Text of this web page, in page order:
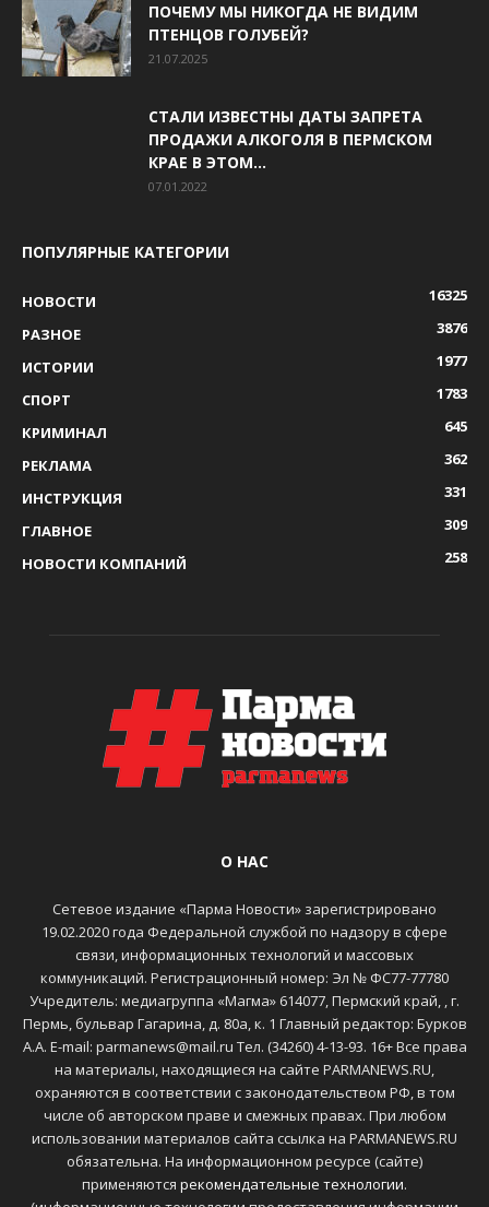
ПОЧЕМУ МЫ НИКОГДА НЕ ВИДИМ
ПТЕНЦОВ ГОЛУБЕЙ?
21.07.2025
СТАЛИ ИЗВЕСТНЫ ДАТЫ ЗАПРЕТА
ПРОДАЖИ АЛКОГОЛЯ В ПЕРМСКОМ
КРАЕ В ЭТОМ...
07.01.2022
ПОПУЛЯРНЫЕ КАТЕГОРИИ
НОВОСТИ
16325
РАЗНОЕ
3876
ИСТОРИИ
1977
СПОРТ
1783
КРИМИНАЛ
645
РЕКЛАМА
362
ИНСТРУКЦИЯ
331
ГЛАВНОЕ
309
НОВОСТИ КОМПАНИЙ
258
О НАС
Сетевое издание «Парма Новости» зарегистрировано
19.02.2020 года Федеральной службой по надзору в сфере
связи, информационных технологий и массовых
коммуникаций. Регистрационный номер: Эл № ФС77-77780
Учредитель: медиагруппа «Магма» 614077, Пермский край, , г.
Пермь, бульвар Гагарина, д. 80а, к. 1 Главный редактор: Бурков
А.А. E-mail: parmanews@mail.ru Тел. (34260) 4-13-93. 16+ Все права
на материалы, находящиеся на сайте PARMANEWS.RU,
охраняются в соответствии с законодательством РФ, в том
числе об авторском праве и смежных правах. При любом
использовании материалов сайта ссылка на PARMANEWS.RU
обязательна. На информационном ресурсе (сайте)
применяются рекомендательные технологии.